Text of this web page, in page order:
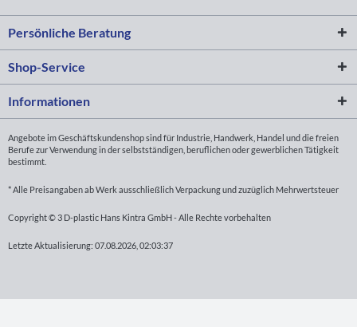
Persönliche Beratung
Shop-Service
Informationen
Angebote im Geschäftskundenshop sind für Industrie, Handwerk, Handel und die freien
Berufe zur Verwendung in der selbstständigen, beruflichen oder gewerblichen Tätigkeit
bestimmt.
* Alle Preisangaben ab Werk ausschließlich Verpackung und zuzüglich Mehrwertsteuer
Copyright © 3 D-plastic Hans Kintra GmbH - Alle Rechte vorbehalten
Letzte Aktualisierung: 07.08.2026, 02:03:37